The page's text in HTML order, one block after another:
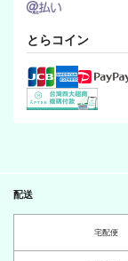
とらコイン
配送
宅配便